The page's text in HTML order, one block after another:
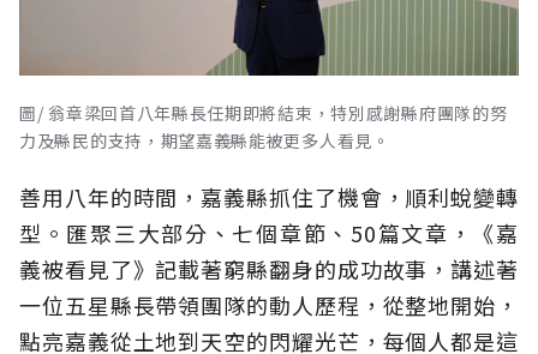
圖/ 翁章梁回首八年縣長任期即將結束，特別感謝縣府團隊的努
力及縣民的支持，期望嘉義縣能被更多人看見。
善用八年的時間，嘉義縣抓住了機會，順利蛻變轉
型。匯聚三大部分、七個章節、50篇文章，《嘉
義被看見了》記載著窮縣翻身的成功故事，講述著
一位五星縣長帶領團隊的動人歷程，從整地開始，
點亮嘉義從土地到天空的閃耀光芒，每個人都是這